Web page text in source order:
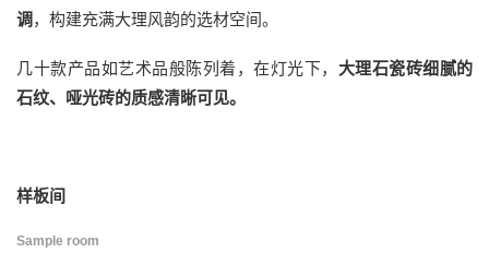
调 ，构建充满大理风韵的选材空间。
几十款产品如艺术品般陈列着，在灯光下， 大理石瓷砖细腻的
石纹、哑光砖的质感清晰可见。
样板间
Sample room